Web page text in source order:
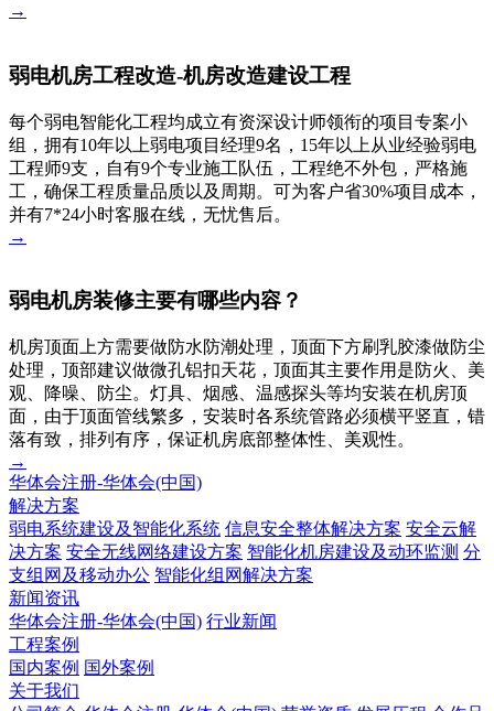
→
弱电机房工程改造-机房改造建设工程
每个弱电智能化工程均成立有资深设计师领衔的项目专案小
组，拥有10年以上弱电项目经理9名，15年以上从业经验弱电
工程师9支，自有9个专业施工队伍，工程绝不外包，严格施
工，确保工程质量品质以及周期。可为客户省30%项目成本，
并有7*24小时客服在线，无忧售后。
→
弱电机房装修主要有哪些内容？
机房顶面上方需要做防水防潮处理，顶面下方刷乳胶漆做防尘
处理，顶部建议做微孔铝扣天花，顶面其主要作用是防火、美
观、降噪、防尘。灯具、烟感、温感探头等均安装在机房顶
面，由于顶面管线繁多，安装时各系统管路必须横平竖直，错
落有致，排列有序，保证机房底部整体性、美观性。
→
华体会注册-华体会(中国)
解决方案
弱电系统建设及智能化系统 信息安全整体解决方案 安全云解
决方案 安全无线网络建设方案 智能化机房建设及动环监测 分
支组网及移动办公 智能化组网解决方案
新闻资讯
华体会注册-华体会(中国) 行业新闻
工程案例
国内案例 国外案例
关于我们